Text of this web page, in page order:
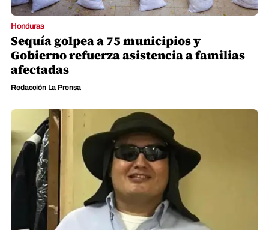
Honduras
Sequía golpea a 75 municipios y
Gobierno refuerza asistencia a familias
afectadas
Redacción La Prensa